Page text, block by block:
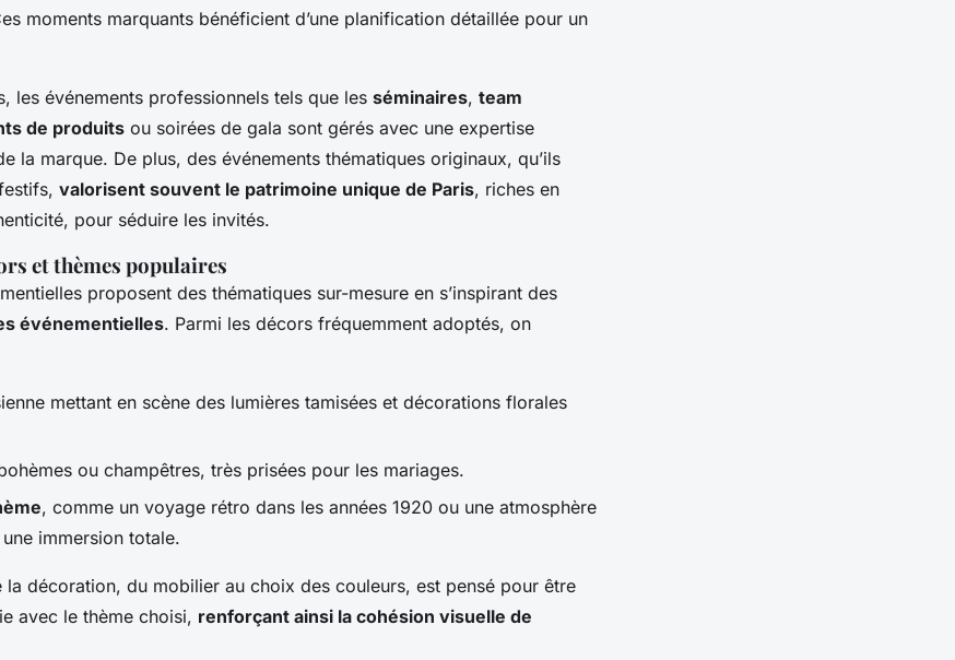
moments marquants bénéficient d’une planification détaillée pour un
les événements professionnels tels que les séminaires, team
de produits ou soirées de gala sont gérés avec une expertise
la marque. De plus, des événements thématiques originaux, qu’ils
valorisent souvent le patrimoine unique de Paris, riches en
pour séduire les invités.
et thèmes populaires
proposent des thématiques sur-mesure en s’inspirant des
événementielles. Parmi les décors fréquemment adoptés, on
mettant en scène des lumières tamisées et décorations florales
ou champêtres, très prisées pour les mariages.
, comme un voyage rétro dans les années 1920 ou une atmosphère
immersion totale.
la décoration, du mobilier au choix des couleurs, est pensé pour être
avec le thème choisi, renforçant ainsi la cohésion visuelle de